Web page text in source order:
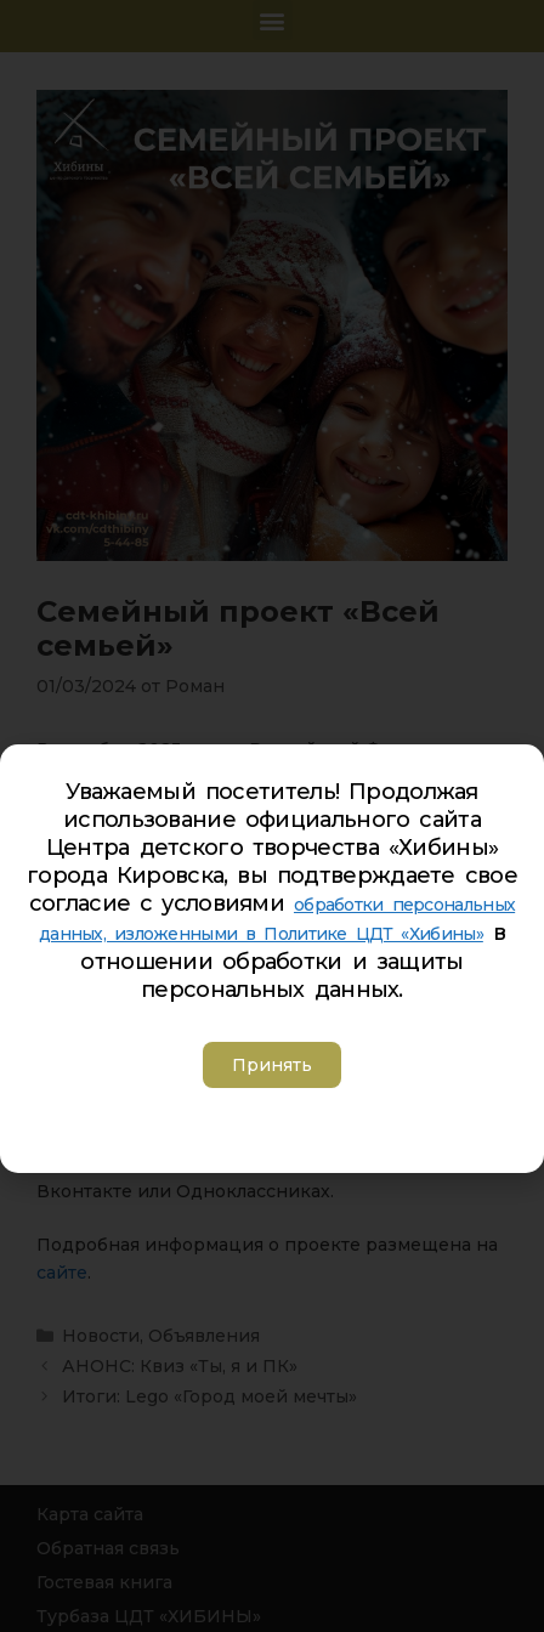
Семейный проект «Всей
семьей»
01/03/2024 от Роман
В декабре 2023 года в Российской Федерации
стартовал семейный проект «Всей семьей»,
приуроченный к Году семьи. Инициатором
выступила общественная организация «Я
помогаю детям».
Суть проекта – проста. Раз в неделю семьи-
участницы получают несложные задания, которые
нужно выполнять всей семьей — вместе
приготовить ужин, сходить в музей или заняться
Выполняя задание, нужно обязательно
Вконтакте или Одноклассниках.
Подробная информация о проекте размещена на
сайте.
Новости, Объявления
АНОНС: Квиз «Ты, я и ПК»
Итоги: Lego «Город моей мечты»
Карта сайта
Обратная связь
Гостевая книга
Турбаза ЦДТ «ХИБИНЫ»
Уважаемый посетитель! Продолжая
использование официального сайта
Центра детского творчества «Хибины»
города Кировска, вы подтверждаете свое
согласие с условиями обработки персональных
данных, изложенными в Политике ЦДТ «Хибины»в
отношении обработки и защиты
персональных данных.
Принять